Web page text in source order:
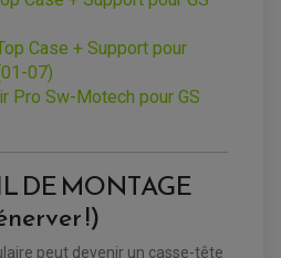
/ REGULATEUR
QUAD / SSV
/ SSV
QUAD / SSV
D'ENTRETIEN QUAD
MOTO CROSS ET
Case + Support pour
07)
Pro Sw-Motech pour GS
DE MONTAGE
!)
peut devenir un casse-tête